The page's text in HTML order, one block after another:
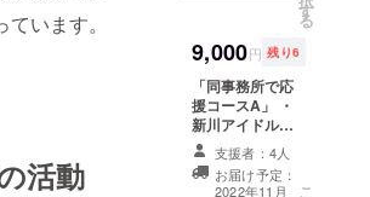
います。
活動
支援者様のお名
前を掲載（会社
名、個人名、
ニックネームで
も可能） ※備考
欄に掲載するお
名前をご記入く
ださい ・メン
す
る
9,000円 残り6
「同事務所で応
援コースA」 ・
新川アイドルプ
ロジェクトのメ
ンバーと同事務
所の富山PRガー
支援者：4人
お届け予定：
2022年11月
こ